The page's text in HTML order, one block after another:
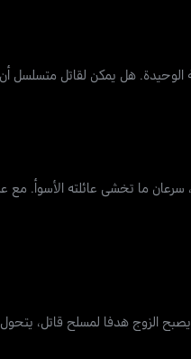
الوحيدة. هل يمكن لقاتل متسلسل
ما تخشى عائلته الأسوأ.
الزوج هدفا لمسلح قاتل،